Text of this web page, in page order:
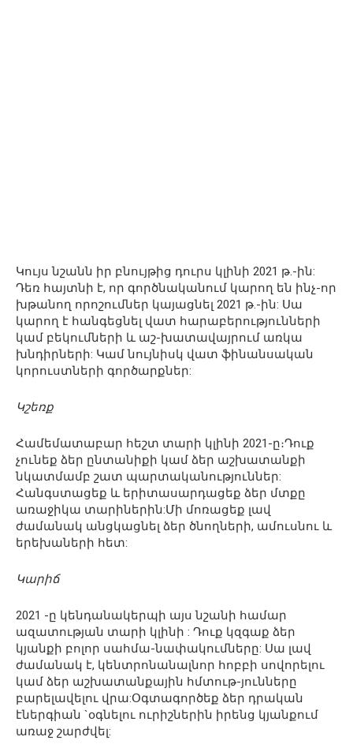
Կույս նշանն իր բնույթից դուրս կլինի 2021 թ.-ին:
Դեռ հայտնի է, որ գործնականում կարող են ինչ-որ
խթանող որոշումներ կայացնել 2021 թ.-ին: Սա
կարող է հանգեցնել վատ հարաբերությունների
կամ բեկումների և աշ-խատավայրում առկա
խնդիրների: Կամ նույնիսկ վատ ֆինանսական
կորուստների գործարքներ:
Կշեռք
Համեմատաբար հեշտ տարի կլինի 2021-ը։Դուք
չունեք ձեր ընտանիքի կամ ձեր աշխատանքի
նկատմամբ շատ պարտականություններ:
Հանգստացեք և երիտասարդացեք ձեր մտքը
առաջիկա տարիներին:Մի մոռացեք լավ
ժամանակ անցկացնել ձեր ծնողների, ամուսնու և
երեխաների հետ:
Կարիճ
2021 -ը կենդանակերպի այս նշանի համար
ազատության տարի կլինի : Դուք կզգաք ձեր
կյանքի բոլոր սահմա-նափակումները: Սա լավ
ժամանակ է, կենտրոնանալնոր հոբբի սովորելու
կամ ձեր աշխատանքային հմտութ-յունները
բարելավելու վրա:Օգտագործեք ձեր դրական
էներգիան `օգնելու ուրիշներին իրենց կյանքում
առաջ շարժվել: